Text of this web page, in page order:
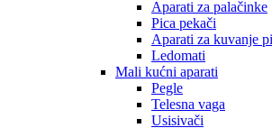
Aparati za palačinke
Pica pekači
Aparati za kuvanje
Ledomati
Mali kućni aparati
Pegle
Telesna vaga
Usisivači